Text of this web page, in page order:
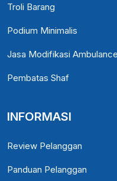
Troli Barang
Podium Minimalis
Jasa Modifikasi Ambulance
Pembatas Shaf
INFORMASI
Review Pelanggan
Panduan Pelanggan